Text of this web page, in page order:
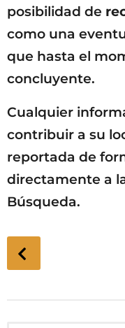
posibilidad de
como una
que hasta el
concluyente.
Cualquier
contribuir a su
reportada de
directamente a
Búsqueda.
P
o